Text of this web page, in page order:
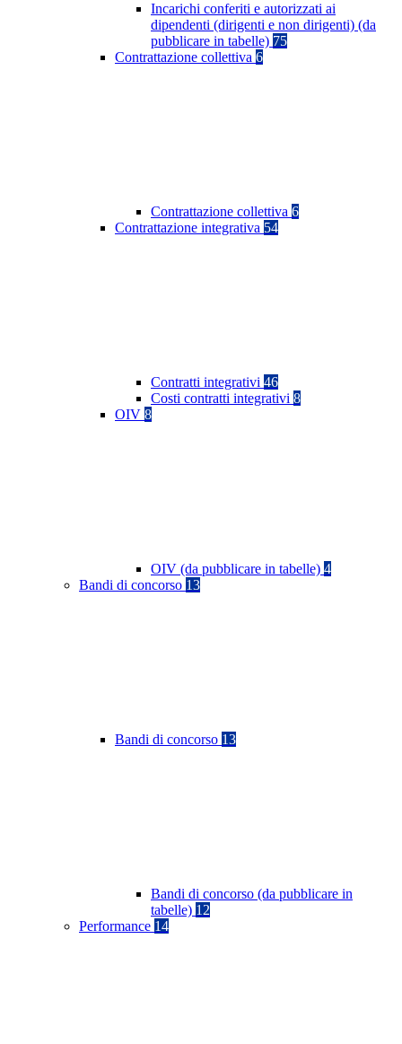
Incarichi conferiti e autorizzati ai
dipendenti (dirigenti e non dirigenti) (da
pubblicare in tabelle) 75
Contrattazione collettiva 6
Contrattazione collettiva 6
Contrattazione integrativa 54
Contratti integrativi 46
Costi contratti integrativi 8
OIV 8
OIV (da pubblicare in tabelle) 4
Bandi di concorso 13
Bandi di concorso 13
Bandi di concorso (da pubblicare in
tabelle) 12
Performance 14